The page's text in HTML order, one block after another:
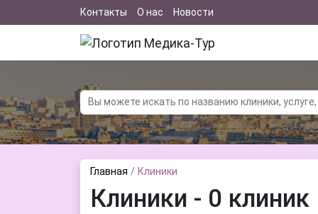
Контакты О нас Новости
Главная Клиники
Клиники - 0 клиник